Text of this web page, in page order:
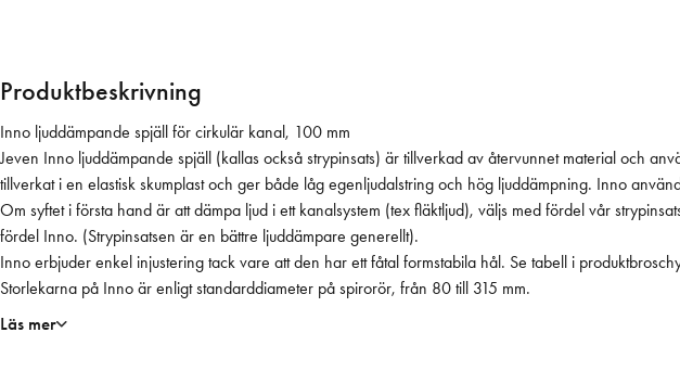
d
ä
m
p
a
n
d
e
Produktbeskrivning
Inno ljuddämpande spjäll för cirkulär kanal, 100 mm
Jeven Inno ljuddämpande spjäll (kallas också strypinsats) är tillverkad av återvunnet material och
tillverkat i en elastisk skumplast och ger både låg egenljudalstring och hög ljuddämpning. Inno
Om syftet i första hand är att dämpa ljud i ett kanalsystem (tex fläktljud), väljs med fördel vår
fördel Inno. (Strypinsatsen är en bättre ljuddämpare generellt).
Inno erbjuder enkel injustering tack vare att den har ett fåtal formstabila hål. Se tabell i
Storlekarna på Inno är enligt standarddiameter på spirorör, från 80 till 315 mm.
Läs mer